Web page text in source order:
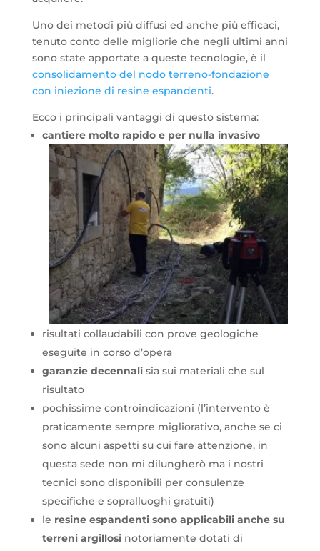
Uno dei metodi più diffusi ed anche più efficaci,
tenuto conto delle migliorie che negli ultimi anni
sono state apportate a queste tecnologie, è il
consolidamento del nodo terreno-fondazione
con iniezione di resine espandenti.
Ecco i principali vantaggi di questo sistema:
cantiere molto rapido e per nulla invasivo
risultati collaudabili con prove geologiche
eseguite in corso d’opera
garanzie decennalisia sui materiali che sul
risultato
pochissime controindicazioni (l’intervento è
praticamente sempre migliorativo, anche se ci
sono alcuni aspetti su cui fare attenzione, in
questa sede non mi dilungherò ma i nostri
tecnici sono disponibili per consulenze
specifiche e sopralluoghi gratuiti)
le resine espandenti sono applicabili anche su
terreni argillosinotoriamente dotati di